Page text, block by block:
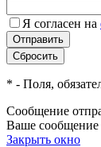
Я согласен на
* - Поля,
Сообщение
Ваше сообщение
Закрыть окно